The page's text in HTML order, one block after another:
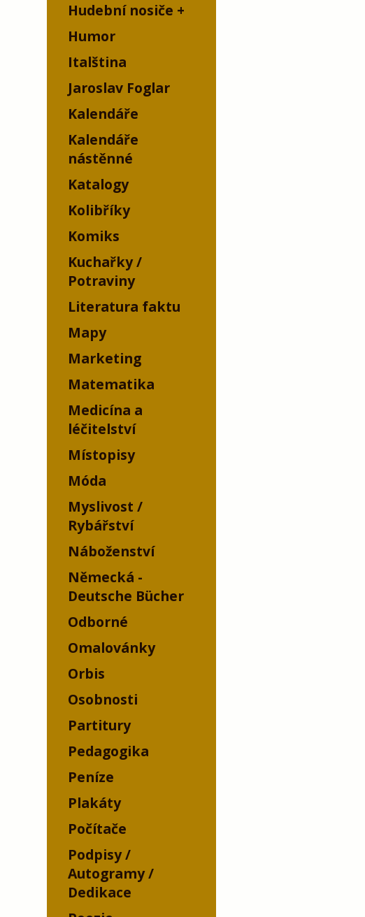
Hudební nosiče
Humor
Italština
Jaroslav Foglar
Kalendáře
Kalendáře
nástěnné
Katalogy
Kolibříky
Komiks
Kuchařky /
Potraviny
Literatura faktu
Mapy
Marketing
Matematika
Medicína a
léčitelství
Místopisy
Móda
Myslivost /
Rybářství
Náboženství
Německá -
Deutsche Bücher
Odborné
Omalovánky
Orbis
Osobnosti
Partitury
Pedagogika
Peníze
Plakáty
Počítače
Podpisy /
Autogramy /
Dedikace